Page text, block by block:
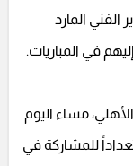
الفني المارد
في المباريات.
مساء اليوم
للمشاركة في